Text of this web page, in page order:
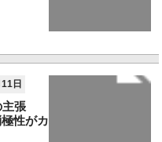
日
張
性がカ